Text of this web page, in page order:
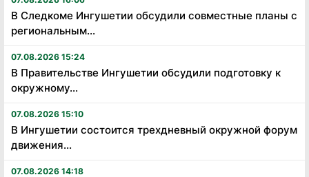
В Следкоме Ингушетии обсудили совместные планы с
региональным...
07.08.2026 15:24
В Правительстве Ингушетии обсудили подготовку к
окружному...
07.08.2026 15:10
В Ингушетии состоится трехдневный окружной форум
движения...
07.08.2026 14:18